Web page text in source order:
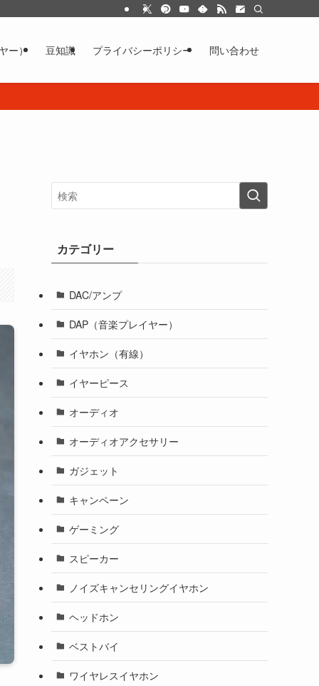
ー） 豆知識 プライバシーポリシー 問い合わせ
カテゴリー
DAC/アンプ
DAP（音楽プレイヤー）
イヤホン（有線）
イヤーピース
オーディオ
オーディオアクセサリー
ガジェット
キャンペーン
ゲーミング
スピーカー
ノイズキャンセリングイヤホン
ヘッドホン
ベストバイ
ワイヤレスイヤホン